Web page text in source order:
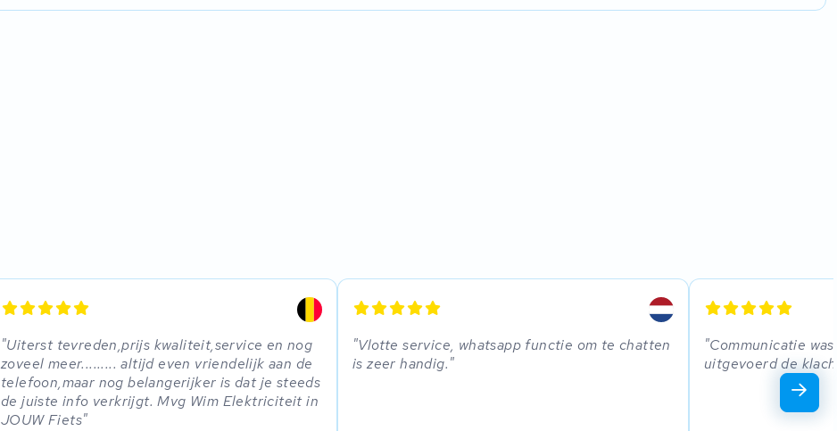
Uiterst tevreden,prijs kwaliteit,service en nog
zoveel meer......... altijd even vriendelijk aan de
telefoon,maar nog belangerijker is dat je steeds
de juiste info verkrijgt. Mvg Wim Elektriciteit in
JOUW Fiets
Vlotte service, whatsapp functie om te chatten
is zeer handig.
Communicatie
uitgevoerd de